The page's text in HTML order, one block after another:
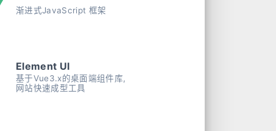
渐进式JavaScript 框架
Element UI
基于Vue3.x的桌面端组件库,
网站快速成型工具